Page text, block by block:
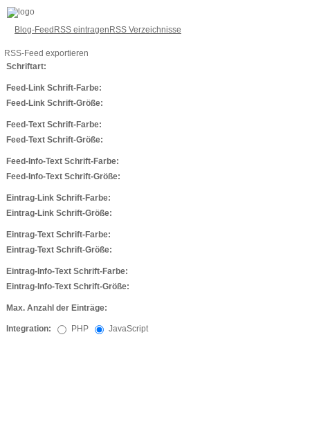
Blog-Feed RSS eintragen RSS Verzeichnisse
RSS-Feed exportieren
Schriftart:
Feed-Link Schrift-Farbe:
Feed-Link Schrift-Größe:
Feed-Text Schrift-Farbe:
Feed-Text Schrift-Größe:
Feed-Info-Text Schrift-Farbe:
Feed-Info-Text Schrift-Größe:
Eintrag-Link Schrift-Farbe:
Eintrag-Link Schrift-Größe:
Eintrag-Text Schrift-Farbe:
Eintrag-Text Schrift-Größe:
Eintrag-Info-Text Schrift-Farbe:
Eintrag-Info-Text Schrift-Größe:
Max. Anzahl der Einträge:
Integration: PHP JavaScript